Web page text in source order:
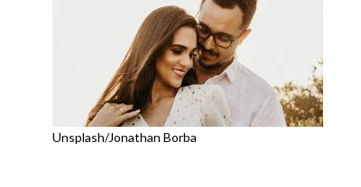
Unsplash/Jonathan Borba